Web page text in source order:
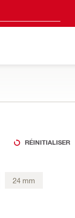
RÉINITIALISER
24 mm